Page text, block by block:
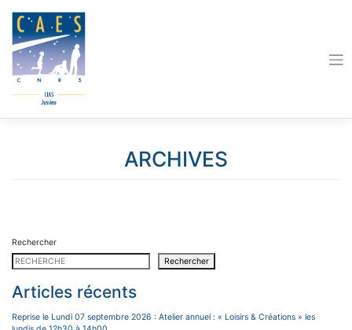
content
ARCHIVES
Rechercher
Rechercher
Articles récents
Reprise le Lundi 07 septembre 2026 : Atelier annuel : « Loisirs & Créations » les